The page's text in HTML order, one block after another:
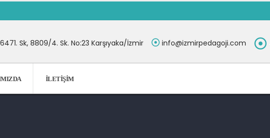
6471. Sk, 8809/4. Sk. No:23 Karşıyaka/İzmir info@izmirpedagoji.com
İLETIŞIM